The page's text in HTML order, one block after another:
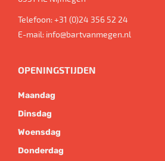
Telefoon:+31 (0)24 356 52 24
E-mail: info@bartvanmegen.nl
OPENINGSTIJDEN
Maandag
Dinsdag
Woensdag
Donderdag